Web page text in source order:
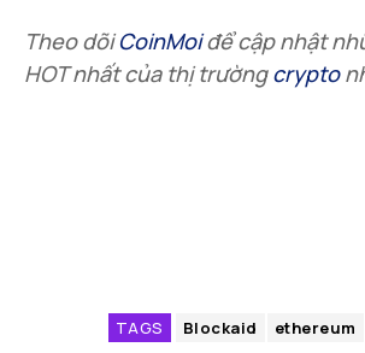
Theo dõiCoinMoiđể cập nhật
HOT nhất của thị trườngcrypto
TAGS Blockaid ethereum